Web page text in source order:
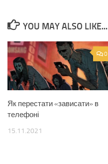
YOU MAY ALSO LIKE...
0
Як перестати «зависати» в
телефоні
15.11.2021